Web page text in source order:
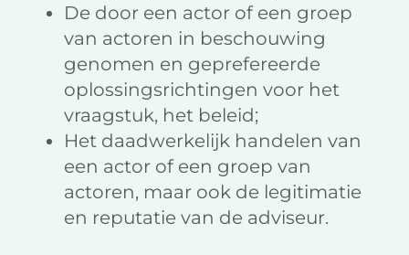
De door een actor of een groep
van actoren in beschouwing
genomen en geprefereerde
oplossingsrichtingen voor het
vraagstuk, het beleid;
Het daadwerkelijk handelen van
een actor of een groep van
actoren, maar ook de legitimatie
en reputatie van de adviseur.